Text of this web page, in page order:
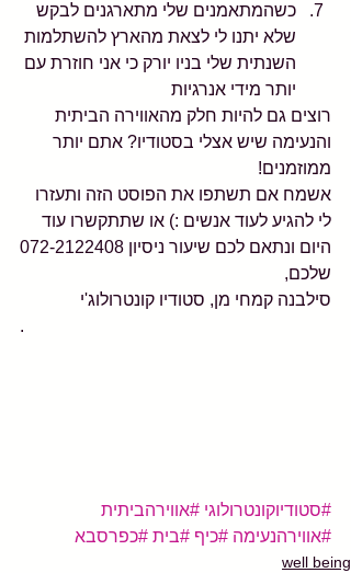
כשהמתאמנים שלי מתארגנים לבקש
שלא יתנו לי לצאת מהארץ להשתלמות
השנתית שלי בניו יורק כי אני חוזרת עם
יותר מידי אנרגיות
רוצים גם להיות חלק מהאווירה הביתית
והנעימה שיש אצלי בסטודיו? אתם יותר
ממוזמנים!
אשמח אם תשתפו את הפוסט הזה ותעזרו
לי להגיע לעוד אנשים :) או שתתקשרו עוד
היום ונתאם לכם שיעור ניסיון 072-2122408
שלכם,
סילבנה קמחי מן, סטודיו קונטרולוג'י
.
#סטודיוקונטרולוגי #אווירהביתית
#אווירהנעימה #כיף #בית #כפרסבא
well being